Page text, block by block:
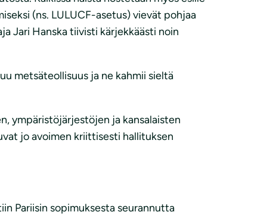
(ns. LULUCF-asetus) vievät pohjaa
Jari Hanska tiivisti kärjekkäästi noin
metsäteollisuus ja ne kahmii sieltä
ympäristöjärjestöjen ja kansalaisten
jo avoimen kriittisesti hallituksen
Pariisin sopimuksesta seurannutta